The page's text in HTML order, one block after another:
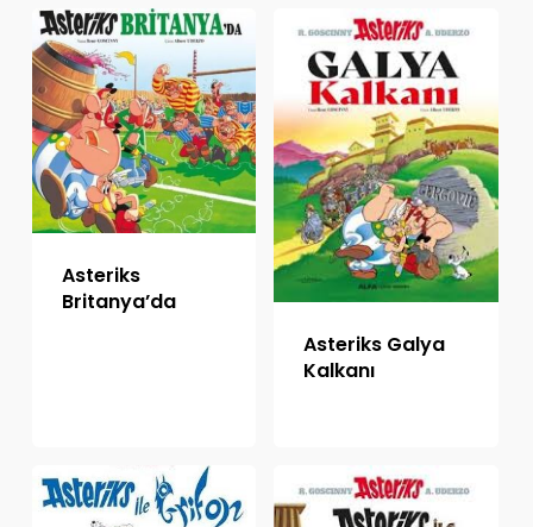
Asteriks
Britanya’da
Asteriks Galya
Kalkanı